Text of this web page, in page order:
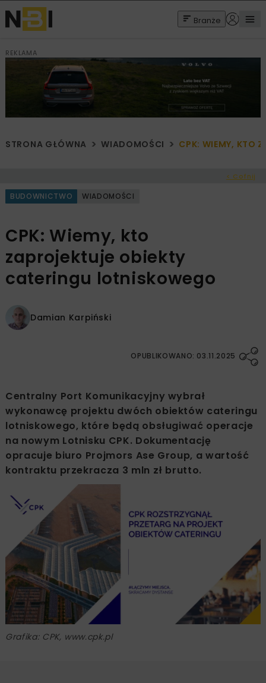
Branże
REKLAMA
STRONA GŁÓWNA WIADOMOŚCI CPK: WIEMY, KTO
< Cofnij
BUDOWNICTWO WIADOMOŚCI
CPK: Wiemy, kto
zaprojektuje obiekty
cateringu lotniskowego
Damian Karpiński
OPUBLIKOWANO: 03.11.2025
Centralny Port Komunikacyjny wybrał
wykonawcę projektu dwóch obiektów cateringu
lotniskowego, które będą obsługiwać operacje
na nowym Lotnisku CPK. Dokumentację
opracuje biuro Projmors Ase Group, a wartość
kontraktu przekracza 3 mln zł brutto.
Grafika: CPK, www.cpk.pl